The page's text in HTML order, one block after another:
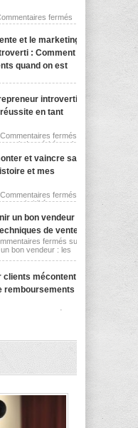
fermés
sans prospecter et
et le marketing
: Comment
quand on est
est introverti :
on est introverti ?
introverti :
en tant
Commentaires fermés
: La vérité sur la
et vaincre sa
et mes
Commentaires fermés
sa timidité : mon
un bon vendeur :
de vente
fermés sur
bon vendeur : les
clients mécontent
remboursements
fermés